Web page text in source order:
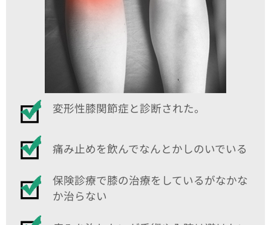
変形性膝関節症と診断された。
痛み止めを飲んでなんとかしのいでいる
保険診療で膝の治療をしているがなかな
か治らない